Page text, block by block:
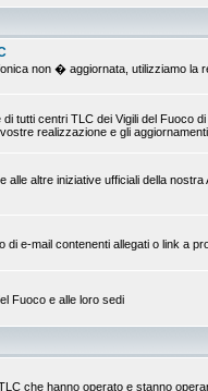
non � aggiornata, utilizziamo la
tutti centri TLC dei Vigili del Fuoco
realizzazione e gli
altre iniziative ufficiali della
di e-mail contenenti allegati o link a
Fuoco e alle loro sedi
che hanno operato e stanno